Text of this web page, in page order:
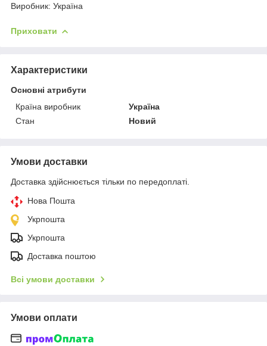
Виробник: Україна
Приховати
Характеристики
Основні атрибути
Країна виробник
Україна
Стан
Новий
Умови доставки
Доставка здійснюється тільки по передоплаті.
Нова Пошта
Укрпошта
Укрпошта
Доставка поштою
Всі умови доставки
Умови оплати